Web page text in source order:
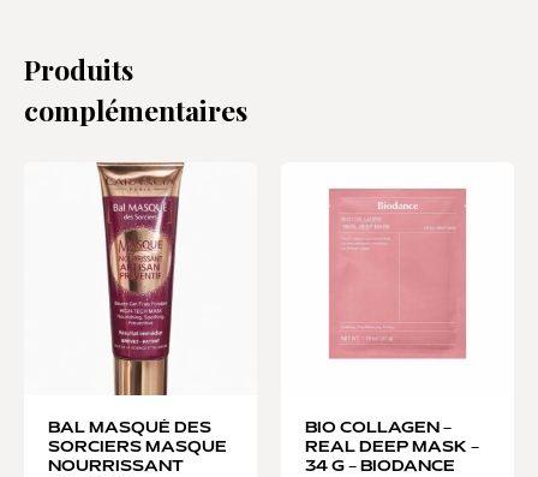
Produits
complémentaires
BAL MASQUÉ DES
SORCIERS MASQUE
NOURRISSANT
BIO COLLAGEN –
REAL DEEP MASK –
34 G – BIODANCE